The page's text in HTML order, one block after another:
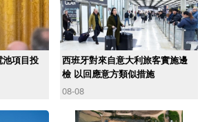
項目投
西班牙對來自意大利旅客實施邊
檢 以回應意方類似措施
08-08